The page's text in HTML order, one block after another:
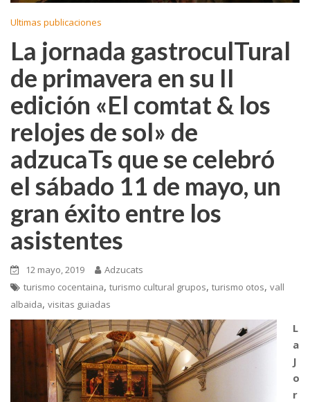
Ultimas publicaciones
La jornada gastroculTural
de primavera en su II
edición «El comtat & los
relojes de sol» de
adzucaTs que se celebró
el sábado 11 de mayo, un
gran éxito entre los
asistentes
12 mayo, 2019
Adzucats
turismo cocentaina, turismo cultural grupos, turismo otos, vall
albaida, visitas guiadas
L
a
J
o
r